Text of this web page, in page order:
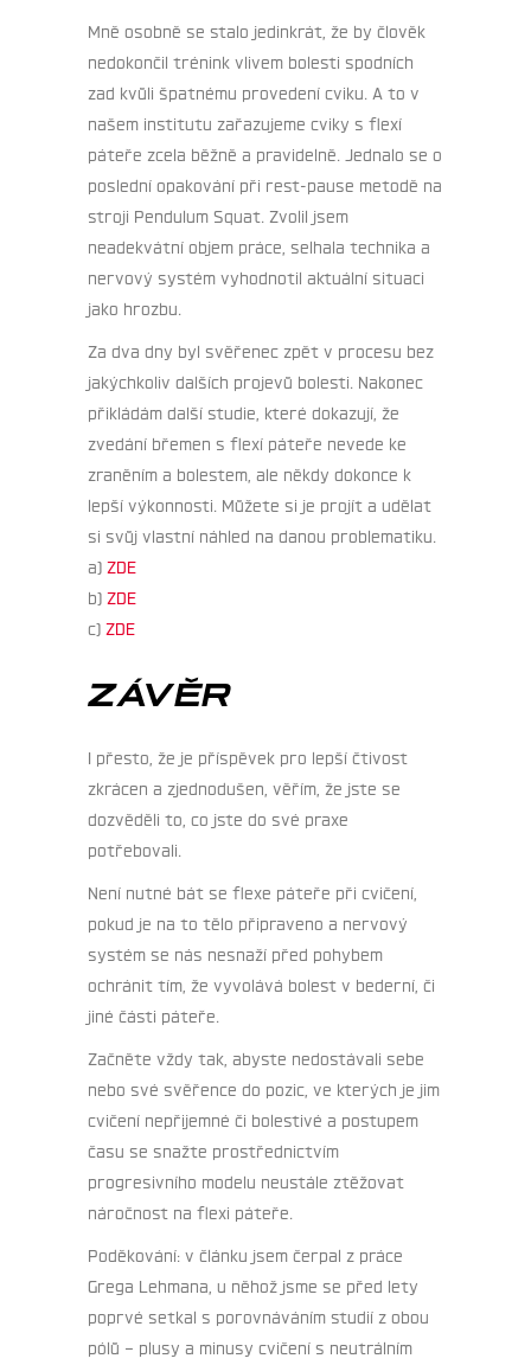
Mně osobně se stalo jedinkrát, že by člověk
nedokončil trénink vlivem bolesti spodních
zad kvůli špatnému provedení cviku. A to v
našem institutu zařazujeme cviky s flexí
páteře zcela běžně a pravidelně. Jednalo se o
poslední opakování při rest-pause metodě na
stroji Pendulum Squat. Zvolil jsem
neadekvátní objem práce, selhala technika a
nervový systém vyhodnotil aktuální situaci
jako hrozbu.
Za dva dny byl svěřenec zpět v procesu bez
jakýchkoliv dalších projevů bolesti. Nakonec
přikládám další studie, které dokazují, že
zvedání břemen s flexí páteře nevede ke
zraněním a bolestem, ale někdy dokonce k
lepší výkonnosti. Můžete si je projít a udělat
si svůj vlastní náhled na danou problematiku.
a) ZDE
b) ZDE
c) ZDE
ZÁVĚR
I přesto, že je příspěvek pro lepší čtivost
zkrácen a zjednodušen, věřím, že jste se
dozvěděli to, co jste do své praxe
potřebovali.
Není nutné bát se flexe páteře při cvičení,
pokud je na to tělo připraveno a nervový
systém se nás nesnaží před pohybem
ochránit tím, že vyvolává bolest v bederní, či
jiné části páteře.
Začněte vždy tak, abyste nedostávali sebe
nebo své svěřence do pozic, ve kterých je jim
cvičení nepřijemné či bolestivé a postupem
času se snažte prostřednictvím
progresivního modelu neustále ztěžovat
náročnost na flexi páteře.
Poděkování: v článku jsem čerpal z práce
Grega Lehmana, u něhož jsme se před lety
poprvé setkal s porovnáváním studií z obou
pólů – plusy a minusy cvičení s neutrálním